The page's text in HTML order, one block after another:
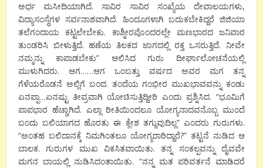
ಅರ್ಧ ಮಸೀದಿಯಾಗಿದೆ. ಸಾವಿರ ಸಾವಿರ ಸಂಖ್ಯೆಯ ದೇವಾಲಯಗಳು,
ವಿದ್ಯಾಸಂಸ್ಥೆಗಳ ಸರ್ವನಾಶವಾಗಿದೆ. ಹಿಂದೂಗಳಾಗಿ ಬದುಕಬೇಕಿದ್ದರೆ ಜಿಜಿಯಾ
ತಲೆಗಂದಾಯ ಕಟ್ಟಲೇಬೇಕು. ಕಾಶ್ಮೀರವೊಂದರಲ್ಲೇ ಮಣಭಾರದ ಜನಿವಾರ
ತುಂಡರಿಸಿ ಬೀಳುತ್ತಿದೆ. ಹಣೆಯ ತಿಲಕದ ಜಾಗದಲ್ಲಿ ರಕ್ತ ಒಸರುತ್ತಿದೆ. ನೀವೇ
ನಮ್ಮನ್ನು ಕಾಪಾಡಬೇಕು” ಆಲಿಸಿದ ಗುರು ದೀರ್ಘಾಲೋಚನೆಯಲ್ಲಿ
ಮುಳುಗಿದರು. ಆಗ……ಆಗ ಒಂಬತ್ತು ವರ್ಷದ ಅವರ ಮಗ ತನ್ನ
ಗೆಳೆಯರೊಡನೆ ಅಲ್ಲಿಗೆ ಬಂದ. ತಂದೆಯ ಗಂಭೀರ ಮುಖಭಾವವನ್ನು ಕಂಡು
ಏನಪ್ಪಾ…ಏನಷ್ಟು ತೀವ್ರವಾಗಿ ಯೋಚಿಸುತ್ತಿದ್ದೀರಿ ಎಂದು ಪ್ರಶ್ನಿಸಿದ. “ಭೂಮಿಗೆ
ಪಾಪಭಾರ ಹೆಚ್ಚಾಗಿದೆ. ಎಲ್ಲಾ ರೀತಿಯಿಂದಲೂ ಯೋಗ್ಯನಾದವನೊಬ್ಬ ಮುಂದೆ
ಬಂದು ಬಲಿಯಾಗದ ಹೊರತು ಈ ಕ್ಲೇಶ ತಗ್ಗುವುದಿಲ್ಲ” ಎಂದರು ಗುರುಗಳು.
“ಅಂತಹ ಬಲಿದಾನಕ್ಕೆ ನಿಮಗಿಂತಲೂ ಯೋಗ್ಯರಾರಿದ್ದಾರೆ?” ತಟ್ಟನೆ ನುಡಿದ ಆ
ಬಾಲಕ. ಗುರುಗಳ ಮುಖ ವಿಕಸಿತವಾಯಿತು. ತನ್ನ ಸಂಕಲ್ಪವನ್ನು ದೈವವೇ
ಮಗನ ಬಾಯಲ್ಲಿ ನುಡಿಸಿದಂತಾಯಿತು. “ನನ್ನ ಮತ ಪರಿವರ್ತನೆ ಮಾಡಿದರೆ